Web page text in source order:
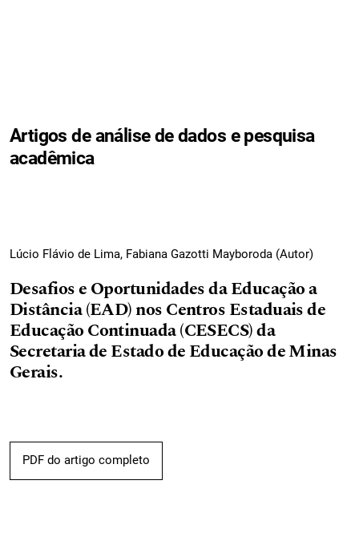
Artigos de análise de dados e pesquisa
acadêmica
Lúcio Flávio de Lima, Fabiana Gazotti Mayboroda (Autor)
Desafios e Oportunidades da Educação a
Distância (EAD) nos Centros Estaduais de
Educação Continuada (CESECS) da
Secretaria de Estado de Educação de Minas
Gerais.
PDF do artigo completo